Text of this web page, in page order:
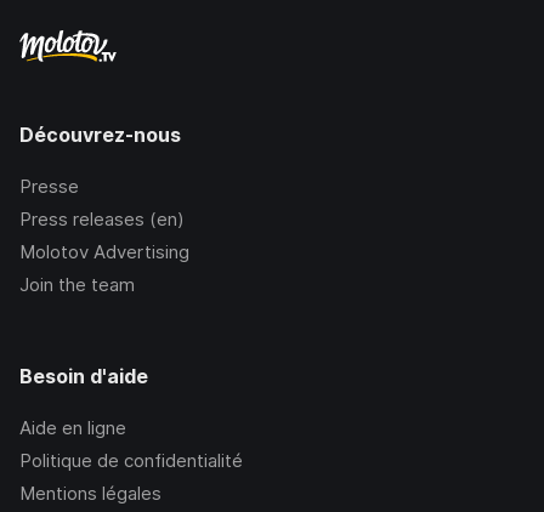
Découvrez-nous
Presse
Press releases (en)
Molotov Advertising
Join the team
Besoin d'aide
Aide en ligne
Politique de confidentialité
Mentions légales